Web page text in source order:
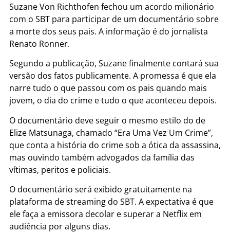
Suzane Von Richthofen fechou um acordo milionário
com o SBT para participar de um documentário sobre
a morte dos seus pais. A informação é do jornalista
Renato Ronner.
Segundo a publicação, Suzane finalmente contará sua
versão dos fatos publicamente. A promessa é que ela
narre tudo o que passou com os pais quando mais
jovem, o dia do crime e tudo o que aconteceu depois.
O documentário deve seguir o mesmo estilo do de
Elize Matsunaga, chamado “Era Uma Vez Um Crime”,
que conta a história do crime sob a ótica da assassina,
mas ouvindo também advogados da família das
vítimas, peritos e policiais.
O documentário será exibido gratuitamente na
plataforma de streaming do SBT. A expectativa é que
ele faça a emissora decolar e superar a Netflix em
audiência por alguns dias.